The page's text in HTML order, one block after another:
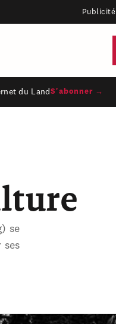
Publicité
du Land S'abonner →
se
ses